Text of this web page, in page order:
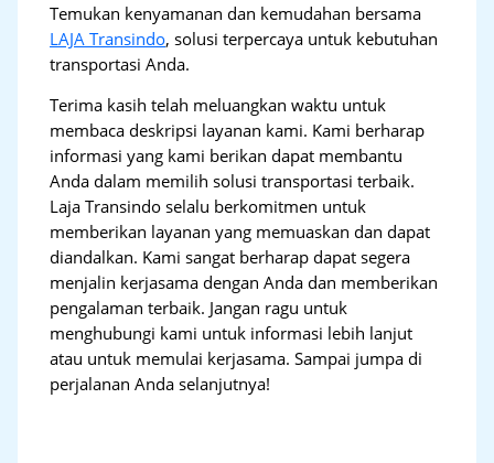
Temukan kenyamanan dan kemudahan bersama
LAJA Transindo, solusi terpercaya untuk kebutuhan
transportasi Anda.
Terima kasih telah meluangkan waktu untuk
membaca deskripsi layanan kami. Kami berharap
informasi yang kami berikan dapat membantu
Anda dalam memilih solusi transportasi terbaik.
Laja Transindo selalu berkomitmen untuk
memberikan layanan yang memuaskan dan dapat
diandalkan. Kami sangat berharap dapat segera
menjalin kerjasama dengan Anda dan memberikan
pengalaman terbaik. Jangan ragu untuk
menghubungi kami untuk informasi lebih lanjut
atau untuk memulai kerjasama. Sampai jumpa di
perjalanan Anda selanjutnya!